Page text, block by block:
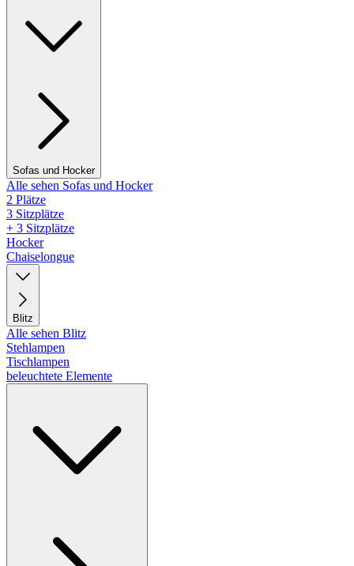
Sofas und Hocker
Alle sehen Sofas und Hocker
2 Plätze
3 Sitzplätze
+ 3 Sitzplätze
Hocker
Chaiselongue
Blitz
Alle sehen Blitz
Stehlampen
Tischlampen
beleuchtete Elemente